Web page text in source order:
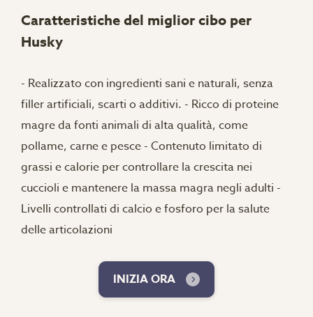
Caratteristiche del miglior cibo per
Husky
- Realizzato con ingredienti sani e naturali, senza
filler artificiali, scarti o additivi. - Ricco di proteine ​​
magre da fonti animali di alta qualità, come
pollame, carne e pesce - Contenuto limitato di
grassi e calorie per controllare la crescita nei
cuccioli e mantenere la massa magra negli adulti -
Livelli controllati di calcio e fosforo per la salute
delle articolazioni
INIZIA ORA